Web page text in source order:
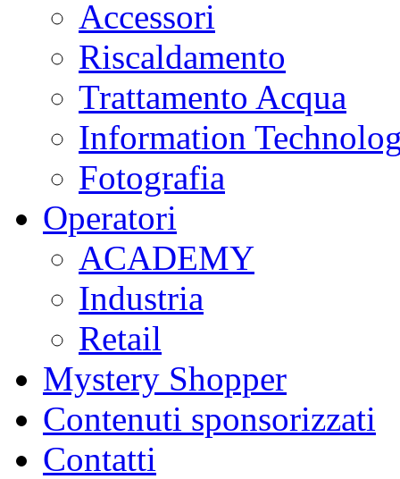
Accessori
Riscaldamento
Trattamento Acqua
Information
Fotografia
Operatori
ACADEMY
Industria
Retail
Mystery Shopper
Contenuti sponsorizzati
Contatti